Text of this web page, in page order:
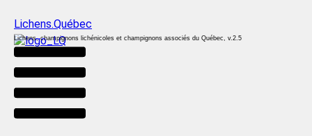
Lichens.Québec
Lichens, champignons lichénicoles et champignons associés du Québec, v.2.5
Menu